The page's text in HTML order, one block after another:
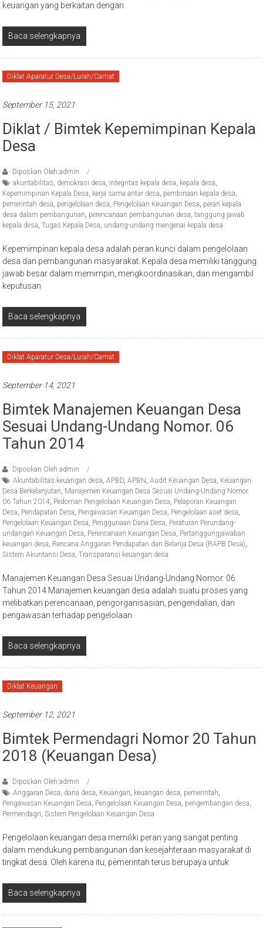
keuangan yang berkaitan dengan
Baca selengkapnya
Diklat Aparatur Desa/Lurah/Camat
September 15, 2021
Diklat / Bimtek Kepemimpinan Kepala
Desa
Diposkan Oleh:admin
akuntabilitas, demokrasi desa, integritas kepala desa, kepala desa,
Kepemimpinan Kepala Desa, kerja sama antar desa, pembinaan kepala desa,
pemerintah desa, pengelolaan desa, Pengelolaan Keuangan Desa, peran kepala
desa dalam pembangunan, perencanaan pembangunan desa,tanggung jawab
kepala desa,Tugas Kepala Desa, undang-undang mengenai kepala desa
Kepemimpinan kepala desa adalah peran kunci dalam pengelolaan
desa dan pembangunan masyarakat. Kepala desa memiliki tanggung
jawab besar dalam memimpin, mengkoordinasikan, dan mengambil
keputusan
Baca selengkapnya
Diklat Aparatur Desa/Lurah/Camat
September 14, 2021
Bimtek Manajemen Keuangan Desa
Sesuai Undang-Undang Nomor. 06
Tahun 2014
Diposkan Oleh:admin
Akuntabilitas keuangan desa,APBD,APBN ,Audit Keuangan Desa, Keuangan
Desa Berkelanjutan, Manajemen Keuangan Desa Sesuai Undang-Undang Nomor.
06 Tahun 2014, Pedoman Pengelolaan Keuangan Desa, Pelaporan Keuangan
Desa, Pendapatan Desa, Pengawasan Keuangan Desa, Pengelolaan aset desa,
Pengelolaan Keuangan Desa, Penggunaan Dana Desa, Peraturan Perundang-
undangan Keuangan Desa, Perencanaan Keuangan Desa, Pertanggungjawaban
keuangan desa, Rencana Anggaran Pendapatan dan Belanja Desa (RAPB Desa),
Sistem Akuntansi Desa,Transparansi keuangan desa
Manajemen Keuangan Desa Sesuai Undang-Undang Nomor. 06
Tahun 2014 Manajemen keuangan desa adalah suatu proses yang
melibatkan perencanaan, pengorganisasian, pengendalian, dan
pengawasan terhadap pengelolaan
Baca selengkapnya
Diklat Keuangan
September 12, 2021
Bimtek Permendagri Nomor 20 Tahun
2018 (Keuangan Desa)
Diposkan Oleh:admin
Anggaran Desa, dana desa, Keuangan, keuangan desa, pemerintah,
Pengawasan Keuangan Desa, Pengelolaan Keuangan Desa, pengembangan desa,
Permendagri,Sistem Pengelolaan Keuangan Desa
Pengelolaan keuangan desa memiliki peran yang sangat penting
dalam mendukung pembangunan dan kesejahteraan masyarakat di
tingkat desa. Oleh karena itu, pemerintah terus berupaya untuk
Baca selengkapnya